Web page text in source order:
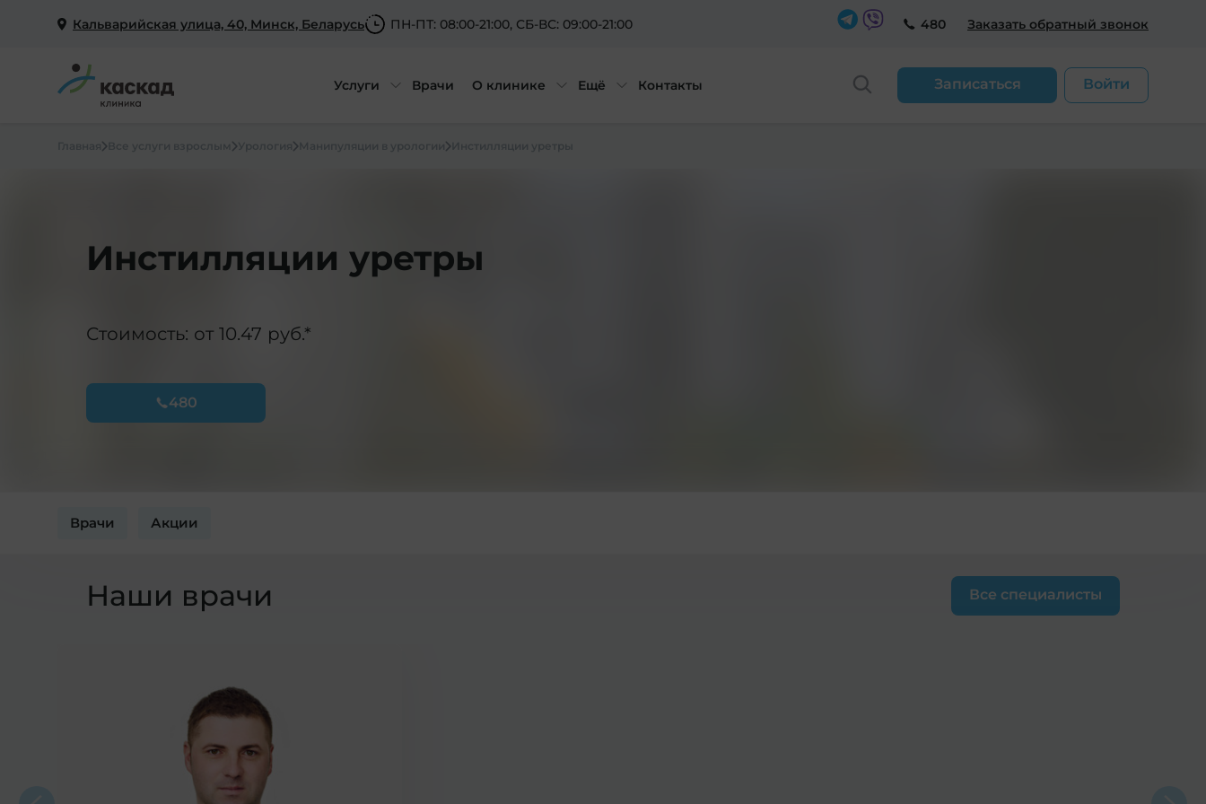
Кальварийская улица, 40, Минск, Беларусь ПН-ПТ: 08:00-21:00, СБ-ВС: 09:00-21:00 480 Заказать обратный звонок
Услуги Врачи О клинике Ещё Контакты Записаться Войти
Инстилляции уретры
Стоимость: от 10.47 руб.*
480
Врачи Акции
Наши врачи Все специалисты